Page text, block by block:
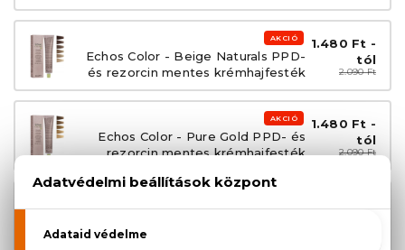
AKCIÓ
Echos Color - Beige Naturals PPD-
és rezorcin mentes krémhajfesték
1.480 Ft -
tól
2.090 Ft
AKCIÓ
Echos Color - Pure Gold PPD- és
rezorcin mentes krémhajfesték
1.480 Ft -
tól
2.090 Ft
rezorcin mentes krémhajfesték